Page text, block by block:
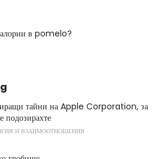
в pomelo?
тайни на Apple Corporation, за
подозирахте
И ВЗАИМООТНОШЕНИЯ